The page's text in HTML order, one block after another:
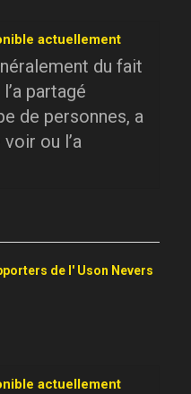
actuellement
du fait
partagé
de personnes, a
ou l’a
de l' Uson Nevers
actuellement